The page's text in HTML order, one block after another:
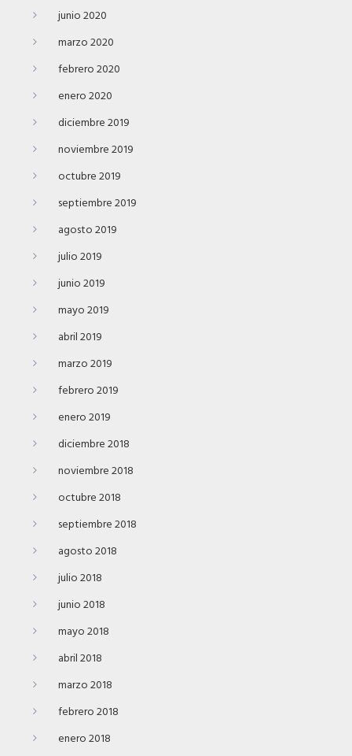
junio 2020
marzo 2020
febrero 2020
enero 2020
diciembre 2019
noviembre 2019
octubre 2019
septiembre 2019
agosto 2019
julio 2019
junio 2019
mayo 2019
abril 2019
marzo 2019
febrero 2019
enero 2019
diciembre 2018
noviembre 2018
octubre 2018
septiembre 2018
agosto 2018
julio 2018
junio 2018
mayo 2018
abril 2018
marzo 2018
febrero 2018
enero 2018